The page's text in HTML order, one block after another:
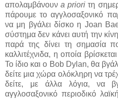
απολαμβάνουνa priori τη
πάρουμε το αγγλοσαξονικό
να μη βγάλει δίσκο η Joan
σύστημα δεν κάνει αυτή την
παρά της δίνει τη σημασία
καλλιτέχνιδα, η οποία
Το ίδιο και ο Bob Dylan, θα
δείτε μια χώρα ολόκληρη να
δείτε, με άλλα λόγια, να
αγγλοσαξονικό περιοδικό